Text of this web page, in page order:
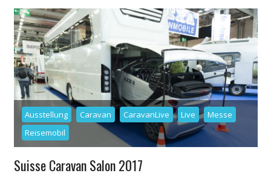
Ausstellung Caravan CaravanLive Live
Messe
Reisemobil
Suisse Caravan Salon 2017